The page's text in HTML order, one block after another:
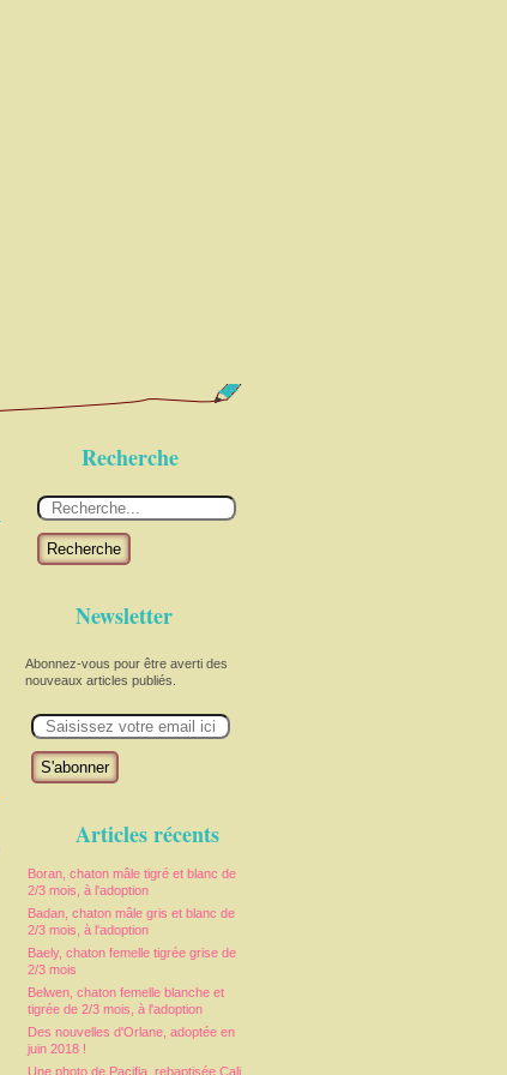
Recherche
Recherche
Newsletter
Abonnez-vous pour être averti des
nouveaux articles publiés.
m
Articles récents
Boran, chaton mâle tigré et blanc de
2/3 mois, à l'adoption
Badan, chaton mâle gris et blanc de
2/3 mois, à l'adoption
Baely, chaton femelle tigrée grise de
2/3 mois
Belwen, chaton femelle blanche et
tigrée de 2/3 mois, à l'adoption
Des nouvelles d'Orlane, adoptée en
juin 2018 !
Une photo de Pacifia, rebaptisée Cali,